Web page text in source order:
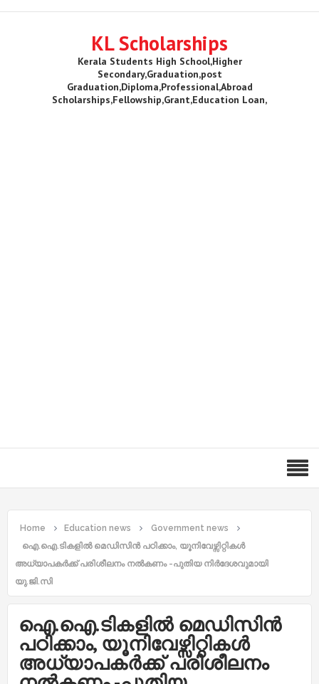
KL Scholarships
Kerala Students High School,Higher
Secondary,Graduation,post
Graduation,Diploma,Professional,Abroad
Scholarships,Fellowship,Grant,Education Loan,
Home Education news
Government news
ഐ.ഐ.ടികളില്‍ മെഡിസിന്‍ പഠിക്കാം, യൂനിവേഴ്സിറ്റികള്‍
അധ്യാപകര്‍ക്ക് പരി​ശീലനം നല്‍കണം -പുതിയ നിര്‍ദേശവുമായി
യു.ജി.സി
ഐ.ഐ.ടികളില്‍ മെഡിസിന്‍
പഠിക്കാം, യൂനിവേഴ്സിറ്റികള്‍
അധ്യാപകര്‍ക്ക് പരി​ശീലനം